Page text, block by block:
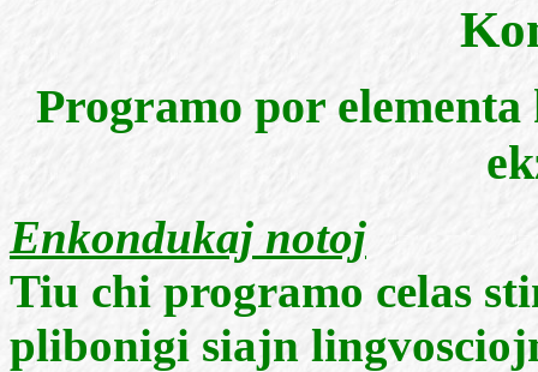
Programo por
Enkondukaj notoj
Tiu chi programo celas
plibonigi siajn